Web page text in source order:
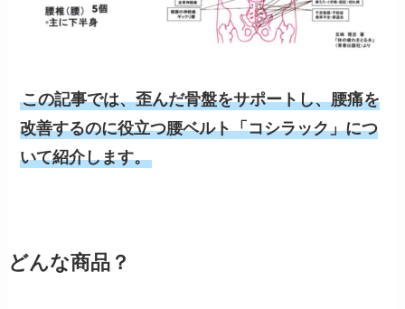
この記事では、歪んだ骨盤をサポートし、腰痛を
改善するのに役立つ腰ベルト「コシラック」につ
いて紹介します。
どんな商品？